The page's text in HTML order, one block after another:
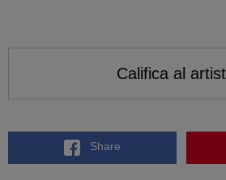
Califica al
Share